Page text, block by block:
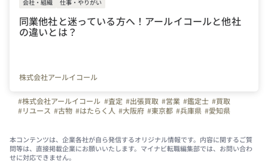
会社・組織 仕事・やりがい
同業他社と迷っている方へ！アールイコールと他社
の違いとは？
株式会社アールイコール
#株式会社アールイコール #査定 #出張買取 #営業 #鑑定士 #買取
#リユース #古物 #はたらく人 #大阪府 #東京都 #兵庫県 #愛知県
#出張買取スタッフ
本コンテンツは、企業各社が自ら発信するオリジナル情報です。内容に関するご質
問等は、直接掲載企業にお願いいたします。マイナビ転職編集部では、お問い合わ
せに対応できません。